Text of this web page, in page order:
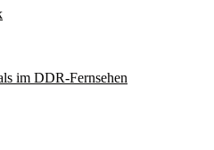
im DDR-Fernsehen